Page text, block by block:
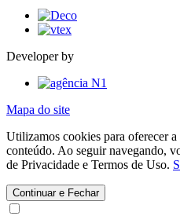
Developer by
Mapa do site
Utilizamos cookies para oferecer
conteúdo. Ao seguir navegando,
de Privacidade e Termos de Uso.
Continuar e Fechar